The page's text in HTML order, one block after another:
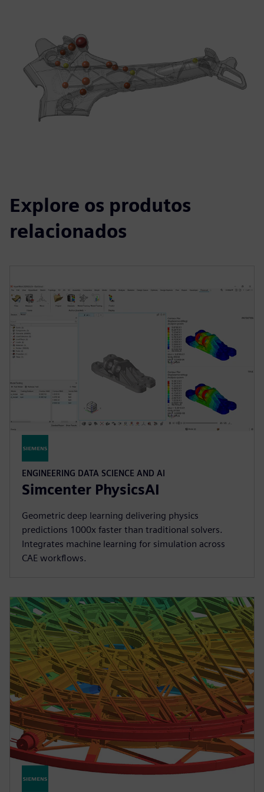
Explore os produtos
relacionados
ENGINEERING DATA SCIENCE AND AI
Simcenter PhysicsAI
Geometric deep learning delivering physics
predictions 1000x faster than traditional solvers.
Integrates machine learning for simulation across
CAE workflows.